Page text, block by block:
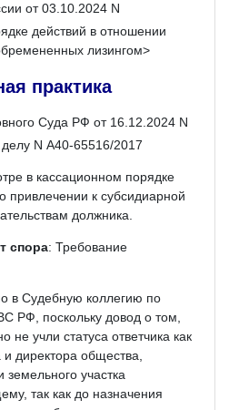
от 03.10.2024 N
действий в отношении
лизингом>
практика
Суда РФ от 16.12.2024 N
N А40-65516/2017
в кассационном порядке
привлечении к субсидиарной
должника.
спора: Требование
в Судебную коллегию по
РФ, поскольку довод о том,
не учли статуса ответчика как
директора общества,
участка
так как до назначения